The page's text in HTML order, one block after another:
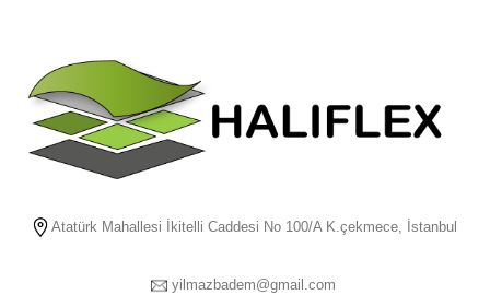
Atatürk Mahallesi İkitelli Caddesi No 100/A K.çekmece, İstanbul
yilmazbadem@gmail.com